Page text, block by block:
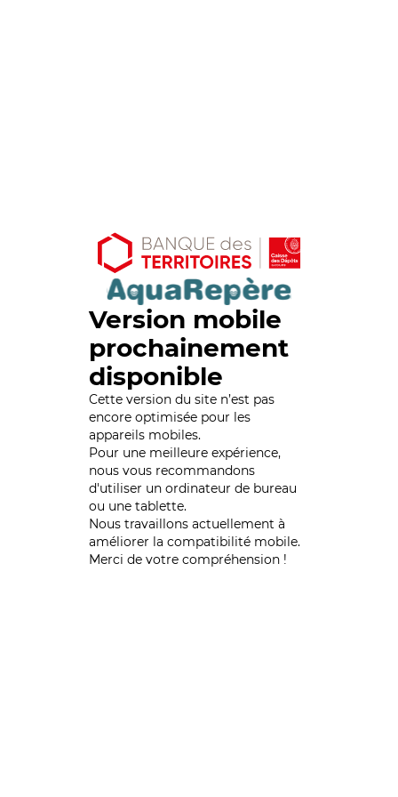
Version mobile
prochainement
disponible
Cette version du site n’est pas
encore optimisée pour les
appareils mobiles.
Pour une meilleure expérience,
nous vous recommandons
d'utiliser un ordinateur de bureau
ou une tablette.
Nous travaillons actuellement à
améliorer la compatibilité mobile.
Merci de votre compréhension !